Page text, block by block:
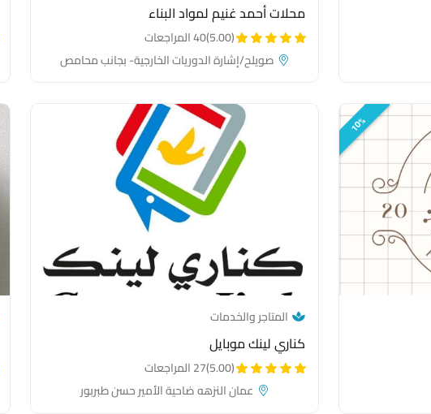
محلات أحمد غنيم لمواد البناء
(5.00)
40 المراجعات
صويلح/إشارة الدوريات الخارجية- بجانب محامص
10%
المتاجر والخدمات— category link
كناري لينك موبايل
(5.00)
27 المراجعات
عمان النزهه ضاحية الأمير حسن طبربور